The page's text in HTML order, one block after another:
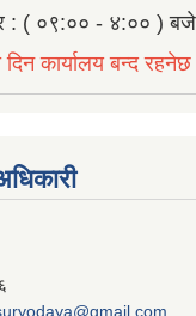
: ( ०९:०० - ४:०० ) बजे
दिन कार्यालय बन्द